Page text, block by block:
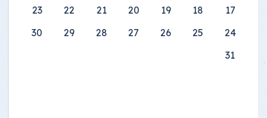
17
18
19
20
21
22
23
24
25
26
27
28
29
30
31